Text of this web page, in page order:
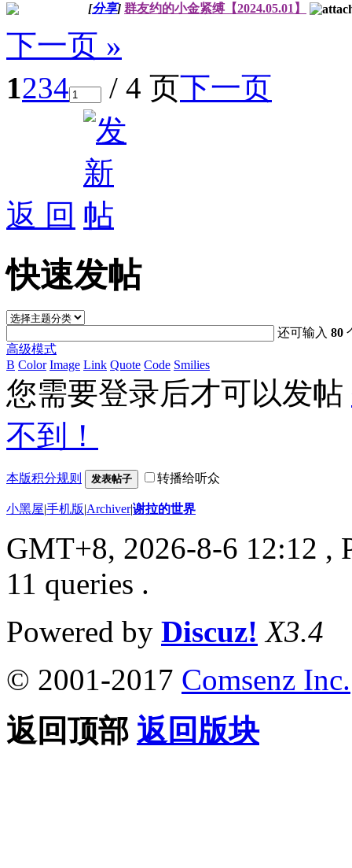
[分享] 群友约的小金紧缚【2024.05.01】
下一页 »
1234 / 4 页下一页
返 回
快速发帖
还可输入80
高级模式
B Color Image Link Quote Code Smilies
您需要登录后才可以发帖
不到！
本版积分规则 发表帖子 转播给听众
小黑屋|手机版|Archiver|谢拉的世界
GMT+8, 2026-8-6 12:12 ,
11 queries .
Powered by Discuz! X3.4
© 2001-2017 Comsenz Inc.
返回顶部 返回版块